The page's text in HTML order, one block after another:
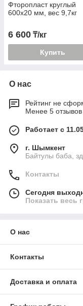
Фторопласт круглый
600х20 мм, вес 9,7кг
6 600 ₸/кг
Купить
О нас
Рейтинг не
Менее 5
Работает с
г. Шымкент
Байтулы баба,
Контакты
Сегодня
Показать весь
О нас
Контакты
Доставка и оплата